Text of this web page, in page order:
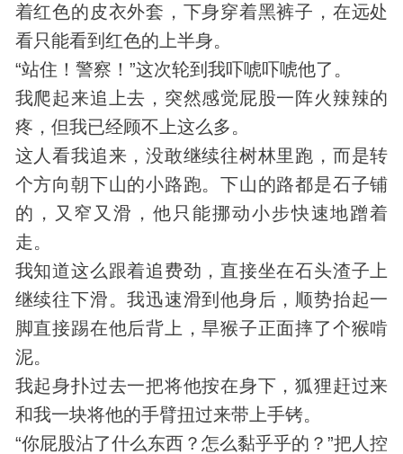
着红色的皮衣外套，下身穿着黑裤子，在远处
看只能看到红色的上半身。
“站住！警察！”这次轮到我吓唬吓唬他了。
我爬起来追上去，突然感觉屁股一阵火辣辣的
疼，但我已经顾不上这么多。
这人看我追来，没敢继续往树林里跑，而是转
个方向朝下山的小路跑。下山的路都是石子铺
的，又窄又滑，他只能挪动小步快速地蹭着
走。
我知道这么跟着追费劲，直接坐在石头渣子上
继续往下滑。我迅速滑到他身后，顺势抬起一
脚直接踢在他后背上，旱猴子正面摔了个猴啃
泥。
我起身扑过去一把将他按在身下，狐狸赶过来
和我一块将他的手臂扭过来带上手铐。
“你屁股沾了什么东西？怎么黏乎乎的？”把人控